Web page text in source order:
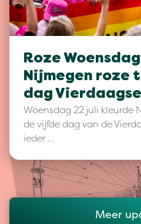
Roze
Nijmegen roze
dag
Woensdag 22 juli kleurde
de vijfde dag van de
ieder …
Meer